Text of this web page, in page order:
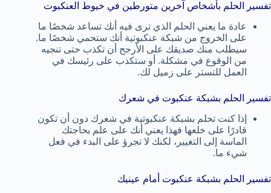
تفسير الحلم بأشخاص آخرين متورطين في خيوط العنكبوت
عادة ما يعني الحلم الذي ترى فيه أنك تساعد شخصًا ما
على الخروج من شبكة عنكبوتية أنك ستحمي شخصًا ما.
سيطلب منك صديقك على الأرجح أن تكذب حتى تنجيه
من الوقوع في مشكلة. أو ستكذب على رئيسك في
العمل للتستر على زميل لك.
تفسير الحلم بشبكة عنكبوت في شعرك
إذا كنت تحلم بشبكة عنكبوتية في شعرك دون أن تكون
قادرًا على خلعها فهذا يعني أنك على علم بحاجتك
الماسة إلى التغيير، لكنك لا تجرؤ على البدء في فعل
شيء ما.
تفسير الحلم بشبكة عنكبوت أمام عينيك